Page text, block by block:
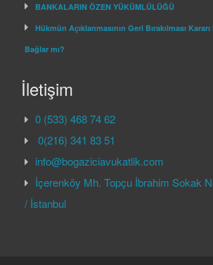
BANKALARIN ÖZEN YÜKÜMLÜLÜĞÜ
Hükmün Açıklanmasının Geri Bırakılması
Bağlar mı?
İletişim
0 (533) 468 74 62
0(216) 341 83 51
info@bogaziciavukatlik.com
İçerenköy Mh. Topçu İbrahim Sokak
/ İstanbul